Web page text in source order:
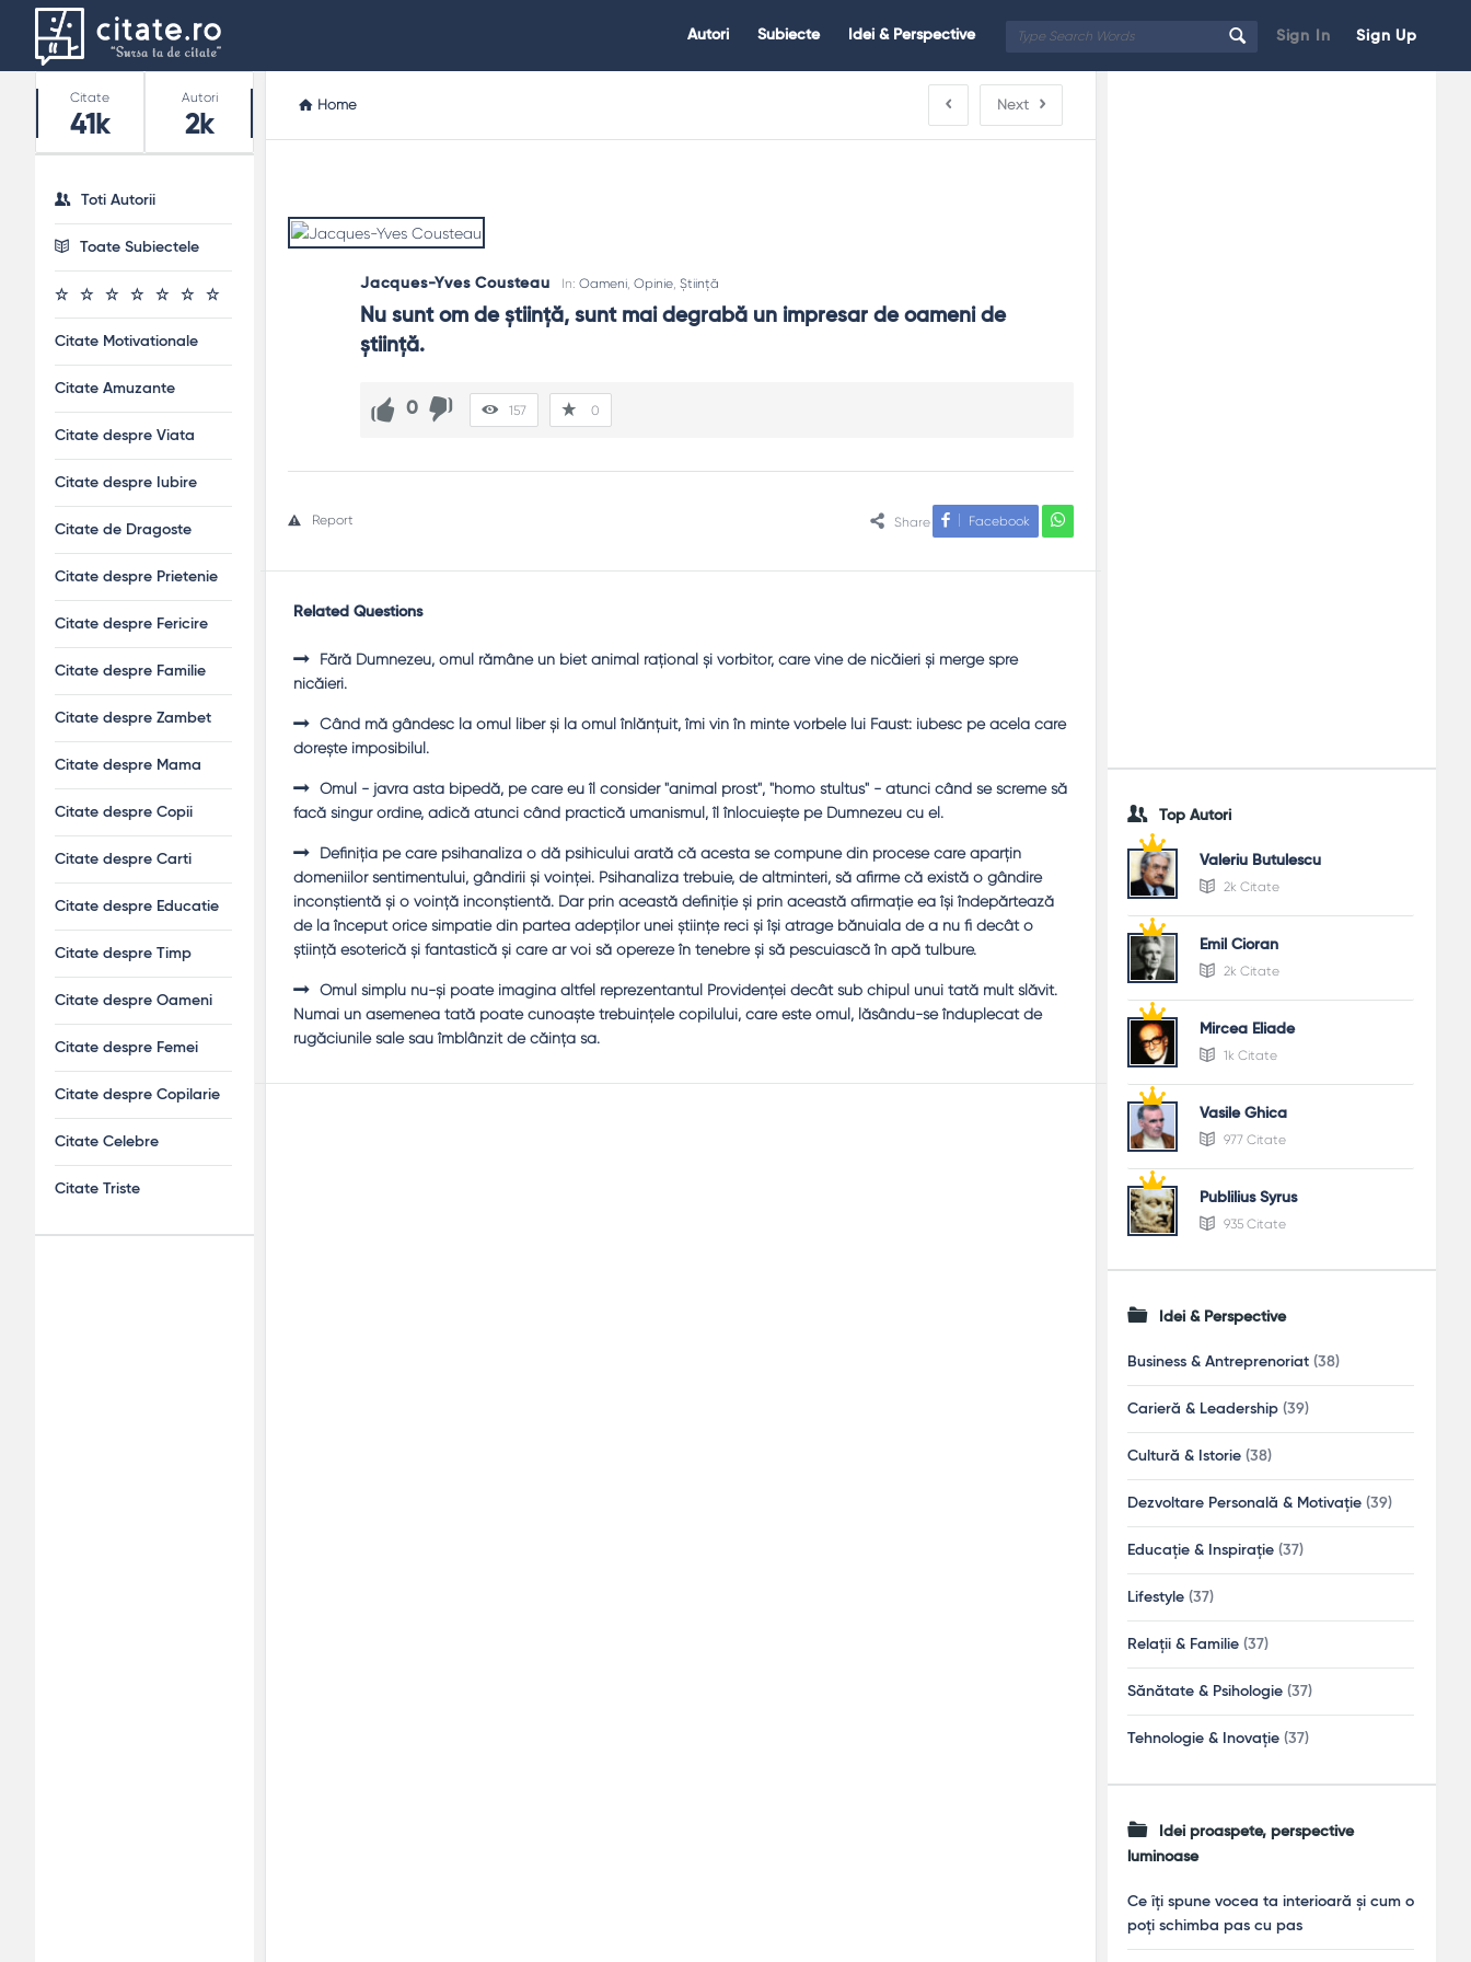
Sign In Sign Up
Citate.ro
Autori Subiecte Idei & Perspective
Home Next
Jacques-Yves Cousteau In: Oameni, Opinie, Știință
Nu sunt om de știință, sunt mai degrabă un impresar de oameni de
știință.
0 157 0
Share Facebook
Report
Related Questions
Fără Dumnezeu, omul rămâne un biet animal raţional şi vorbitor, care vine de nicăieri şi merge spre
nicăieri.
Când mă gândesc la omul liber şi la omul înlănţuit, îmi vin în minte vorbele lui Faust: iubesc pe acela care
doreşte imposibilul.
Omul - javra asta bipedă, pe care eu îl consider "animal prost", "homo stultus" - atunci când se screme să
facă singur ordine, adică atunci când practică umanismul, îl înlocuieşte pe Dumnezeu cu el.
Definiţia pe care psihanaliza o dă psihicului arată că acesta se compune din procese care aparţin
domeniilor sentimentului, gândirii şi voinţei. Psihanaliza trebuie, de altminteri, să afirme că există o gândire
inconştientă şi o voinţă inconştientă. Dar prin această definiţie şi prin această afirmaţie ea îşi îndepărtează
de la început orice simpatie din partea adepţilor unei ştiinţe reci şi îşi atrage bănuiala de a nu fi decât o
ştiinţă esoterică şi fantastică şi care ar voi să opereze în tenebre şi să pescuiască în apă tulbure.
Omul simplu nu-şi poate imagina altfel reprezentantul Providenţei decât sub chipul unui tată mult slăvit.
Numai un asemenea tată poate cunoaşte trebuinţele copilului, care este omul, lăsându-se înduplecat de
rugăciunile sale sau îmblânzit de căinţa sa.
Top Autori
Valeriu Butulescu
2k Citate
Emil Cioran
2k Citate
Mircea Eliade
1k Citate
Vasile Ghica
977 Citate
Publilius Syrus
935 Citate
Idei & Perspective
Business & Antreprenoriat (38)
Carieră & Leadership (39)
Cultură & Istorie (38)
Dezvoltare Personală & Motivație (39)
Educație & Inspirație (37)
Lifestyle (37)
Relații & Familie (37)
Sănătate & Psihologie (37)
Tehnologie & Inovație (37)
Idei proaspete, perspective
luminoase
Ce îți spune vocea ta interioară și cum o
poți schimba pas cu pas
Stats
Citate
41k
Autori
2k
Toti Autorii
Toate Subiectele
Citate Motivationale
Citate Amuzante
Citate despre Viata
Citate despre Iubire
Citate de Dragoste
Citate despre Prietenie
Citate despre Fericire
Citate despre Familie
Citate despre Zambet
Citate despre Mama
Citate despre Copii
Citate despre Carti
Citate despre Educatie
Citate despre Timp
Citate despre Oameni
Citate despre Femei
Citate despre Copilarie
Citate Celebre
Citate Triste